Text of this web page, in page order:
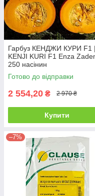
Гарбуз КЕНДЖИ КУРИ F1 |
KENJI KURI F1 Enza
250 насінин
Готово до відправки
2 554,20 ₴ 2 970 ₴
Купити
–7%